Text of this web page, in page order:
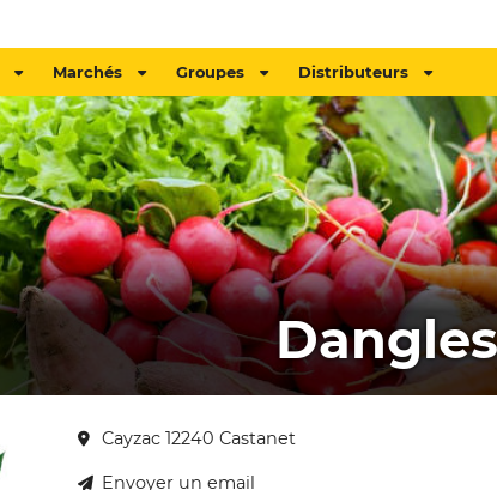
Marchés Groupes Distributeurs
Cayzac 12240 Castanet
Envoyer un email